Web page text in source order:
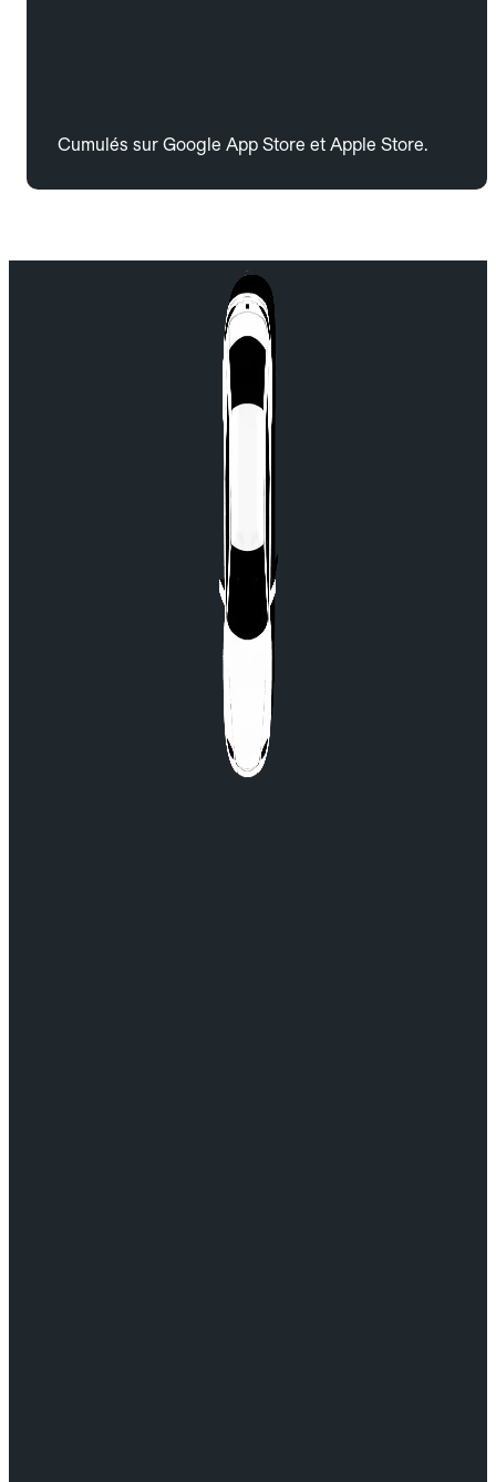
Cumulés sur Google App Store et Apple Store.